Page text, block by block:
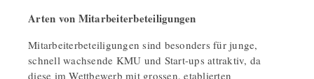
Arten von Mitarbeiterbeteiligungen
Mitarbeiterbeteiligungen sind besonders für junge,
schnell wachsende KMU und Start-ups attraktiv, da
diese im Wettbewerb mit grossen, etablierten